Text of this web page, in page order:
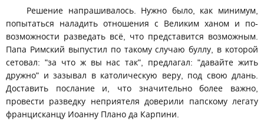
Решение напрашивалось. Нужно было, как минимум,
попытаться наладить отношения с Великим ханом и по-
возможности разведать всё, что представится возможным.
Папа Римский выпустил по такому случаю буллу, в которой
сетовал: "за что ж вы нас так", предлагал: "давайте жить
дружно" и зазывал в католическую веру, под свою длань.
Доставить послание и, что значительно более важно,
провести разведку неприятеля доверили папскому легату
францисканцу Иоанну Плано да Карпини.